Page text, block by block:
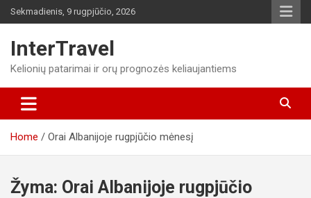
Skip
to
Sekmadienis, 9 rugpjūčio, 2026
InterTravel
Kelionių patarimai ir orų prognozės keliaujantiems
Home Orai Albanijoje rugpjūčio mėnesį
Žyma: Orai Albanijoje rugpjūčio